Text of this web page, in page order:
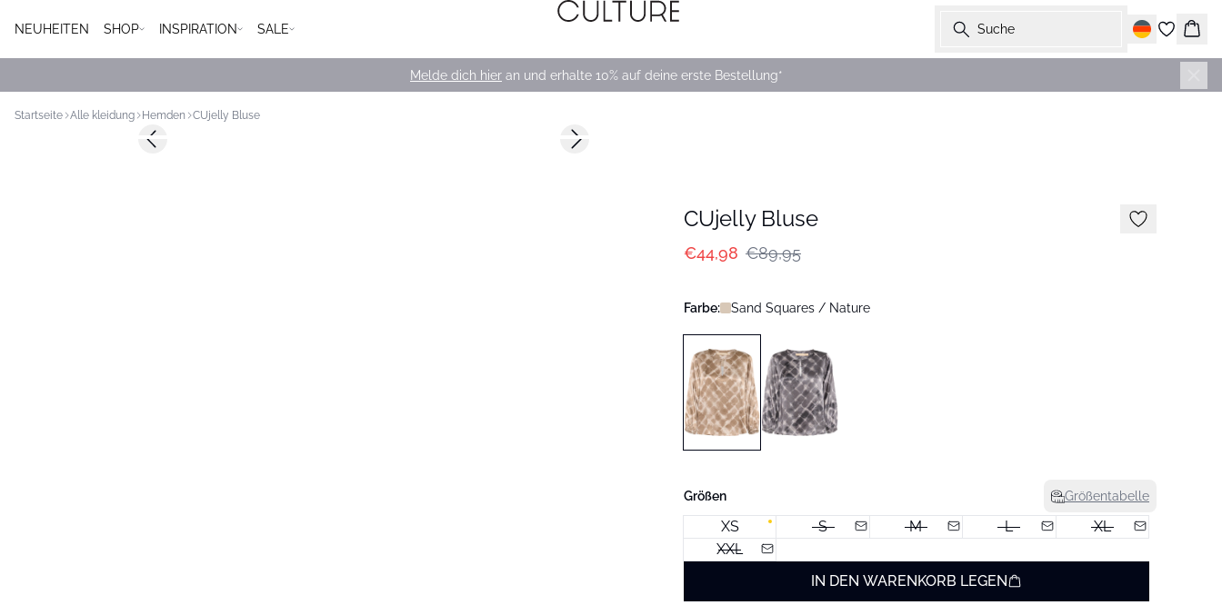
NEUHEITEN SHOP INSPIRATION SALE Suche
Melde dich hier an und erhalte 10% auf deine erste Bestellung*
Startseite Alle kleidung Hemden CUjelly Bluse
-50%Previous slide Next slide
CUjelly Bluse
€44,98 €89,95
Farbe: Sand Squares / Nature
Größen Größentabelle
XS S M L
XL
XXL
IN DEN WARENKORB LEGEN